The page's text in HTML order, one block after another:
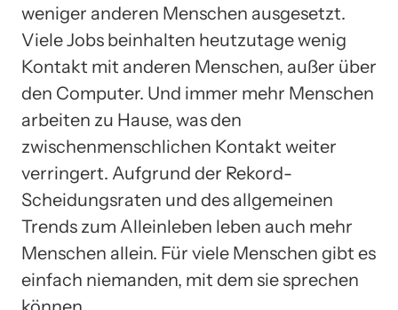
weniger anderen Menschen ausgesetzt.
Viele Jobs beinhalten heutzutage wenig
Kontakt mit anderen Menschen, außer über
den Computer. Und immer mehr Menschen
arbeiten zu Hause, was den
zwischenmenschlichen Kontakt weiter
verringert. Aufgrund der Rekord-
Scheidungsraten und des allgemeinen
Trends zum Alleinleben leben auch mehr
Menschen allein. Für viele Menschen gibt es
einfach niemanden, mit dem sie sprechen